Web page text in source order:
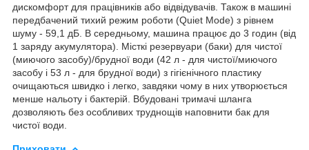
дискомфорт для працівників або відвідувачів. Також в машині
передбачений тихий режим роботи (Quiet Mode) з рівнем
шуму - 59,1 дБ. В середньому, машина працює до 3 годин (від
1 заряду акумулятора). Місткі резервуари (баки) для чистої
(миючого засобу)/брудної води (42 л - для чистої/миючого
засобу і 53 л - для брудної води) з гігієнічного пластику
очищаються швидко і легко, завдяки чому в них утворюється
менше нальоту і бактерій. Вбудовані тримачі шланга
дозволяють без особливих труднощів наповнити бак для
чистої води.